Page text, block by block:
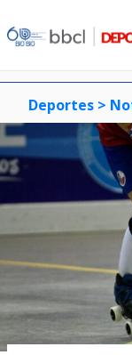
Deportes >